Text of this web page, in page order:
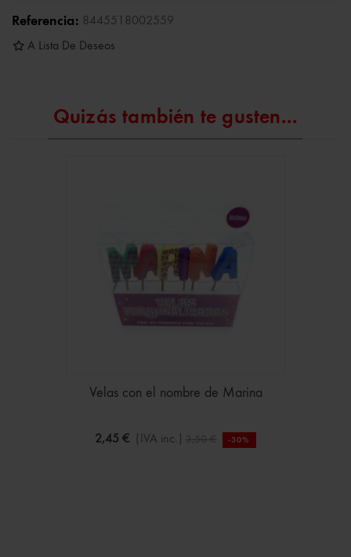
Referencia: 8445518002559
A Lista De Deseos
Quizás también te gusten...
Velas con el nombre de Marina
2,45 € (IVA inc.) 3,50 € -30%